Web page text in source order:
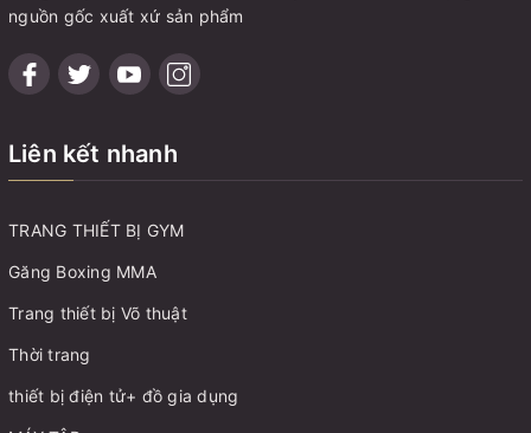
nguồn gốc xuất xứ sản phẩm
Liên kết nhanh
TRANG THIẾT BỊ GYM
Găng Boxing MMA
Trang thiết bị Võ thuật
Thời trang
thiết bị điện tử+ đồ gia dụng